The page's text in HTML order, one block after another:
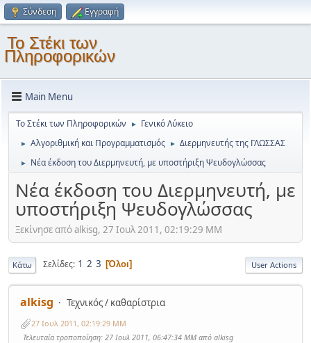
Σύνδεση Εγγραφή
Το Στέκι των
Πληροφορικών
Main Menu
Το Στέκι των Πληροφορικών ► Γενικό Λύκειο
► Αλγοριθμική και Προγραμματισμός ► Διερμηνευτής της ΓΛΩΣΣΑΣ
► Νέα έκδοση του Διερμηνευτή, με υποστήριξη Ψευδογλώσσας
Νέα έκδοση του Διερμηνευτή, με
υποστήριξη Ψευδογλώσσας
Ξεκίνησε από alkisg, 27 Ιουλ 2011, 02:19:29 ΜΜ
Κάτω Σελίδες 1 2 3 Όλοι User Actions
alkisg Τεχνικός / καθαρίστρια
27 Ιουλ 2011, 02:19:29 ΜΜ
Τελευταία τροποποίηση: 27 Ιουλ 2011, 06:47:34 ΜΜ από alkisg